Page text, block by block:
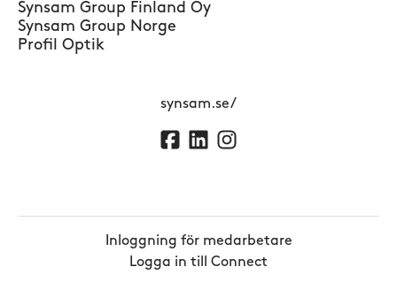
Synsam Group Finland Oy
Synsam Group Norge
Profil Optik
synsam.se/
Inloggning för medarbetare
Logga in till Connect